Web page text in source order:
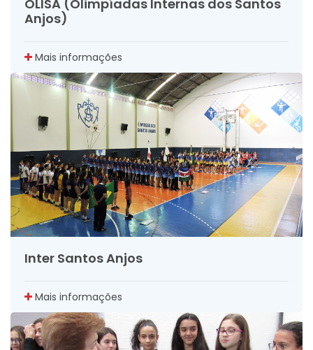
OLISA (Olimpíadas Internas dos Santos
Anjos)
Mais informações
Inter Santos Anjos
Mais informações